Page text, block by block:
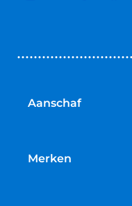
Aanschaf
Speed pedelecs
Merken